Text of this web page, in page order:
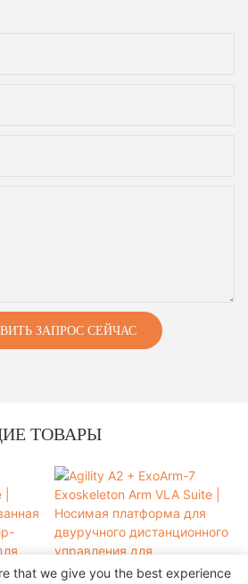
ЗАПРОС СЕЙЧАС
ТОВАРЫ
that we give you the best experience